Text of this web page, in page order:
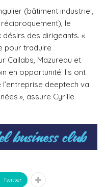
(bâtiment industriel,
le
des dirigeants. «
pour traduire
Cailabs, Mazureau et
en opportunité. Ils ont
deeptech va
», assure Cyrille
Twitter